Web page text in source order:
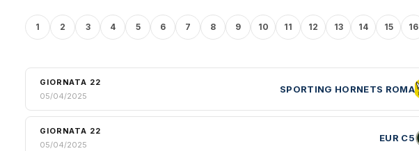
1 2 3 4 5 6 7 8 9 10 11 12 13 14 15 16
GIORNATA 22
05/04/2025
SPORTING HORNETS ROMA
GIORNATA 22
05/04/2025
EUR C5